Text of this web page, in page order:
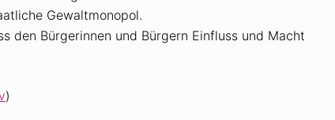
Gewaltmonopol.
den Bürgerinnen und Bürgern Einfluss und Macht
)